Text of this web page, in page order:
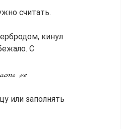
считать.
кинул
С
не
или заполнять